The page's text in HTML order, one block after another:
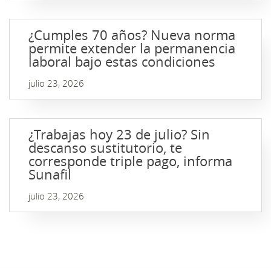
¿Cumples 70 años? Nueva norma
permite extender la permanencia
laboral bajo estas condiciones
julio 23, 2026
¿Trabajas hoy 23 de julio? Sin
descanso sustitutorio, te
corresponde triple pago, informa
Sunafil
julio 23, 2026